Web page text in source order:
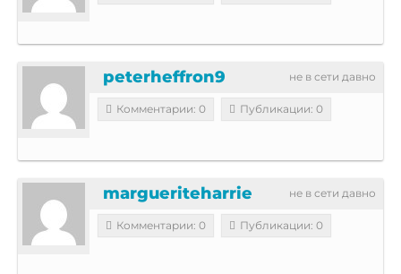
не в сети давно
peterheffron9
Комментарии: 0 Публикации: 0
не в сети давно
margueriteharrie
Комментарии: 0 Публикации: 0